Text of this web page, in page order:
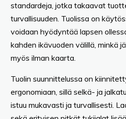
standardeja, jotka takaavat
turvallisuuden. Tuolissa on
voidaan hyödyntää lapsen
kahden ikävuoden välillä, minkä
myös ilman kaarta.
Tuolin suunnittelussa on
ergonomiaan, sillä selkä- ja
istuu mukavasti ja turvallisesti.